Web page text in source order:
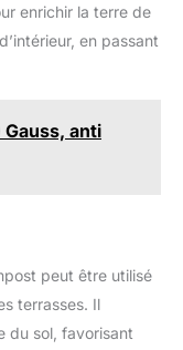
enrichir la terre de
en passant
anti
peut être utilisé
terrasses. Il
du sol, favorisant